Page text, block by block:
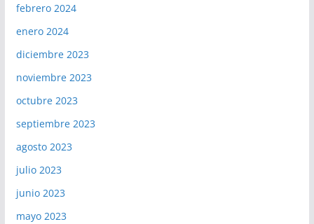
febrero 2024
enero 2024
diciembre 2023
noviembre 2023
octubre 2023
septiembre 2023
agosto 2023
julio 2023
junio 2023
mayo 2023